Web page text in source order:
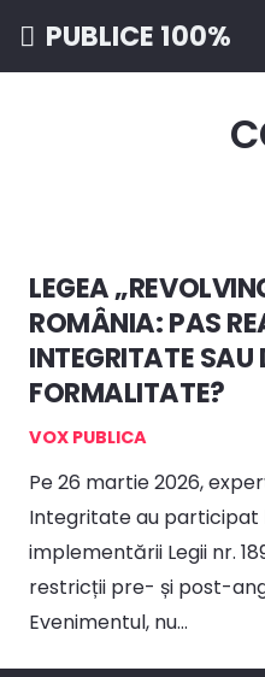
PUBLICE 100%
LEGEA
ROMÂNIA: PAS
INTEGRITATE SAU
FORMALITATE?
VOX PUBLICA
Pe 26 martie 2026,
Integritate au participat
implementării Legii nr.
restricții pre- și post-
Evenimentul, nu…